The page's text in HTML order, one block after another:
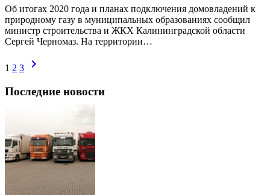
Об итогах 2020 года и планах подключения домовладений к
природному газу в муниципальных образованиях сообщил
министр строительства и ЖКХ Калининградской области
Сергей Черномаз. На территории…
1 2 3 chevron_right
Последние новости